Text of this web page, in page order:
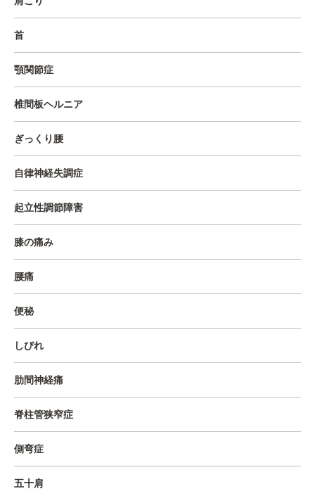
首
顎関節症
椎間板ヘルニア
ぎっくり腰
自律神経失調症
起立性調節障害
膝の痛み
腰痛
便秘
しびれ
肋間神経痛
脊柱管狭窄症
側弯症
五十肩